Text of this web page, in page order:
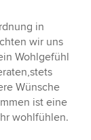
in
wir uns
Wohlgefühl
Wünsche
ist eine
wohlfühlen.